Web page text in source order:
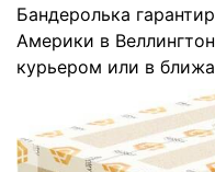
Бандеролька
Америки в
курьером или в